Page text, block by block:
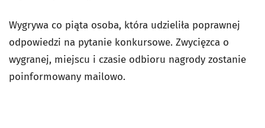
Wygrywa co piąta osoba, która udzieliła poprawnej
odpowiedzi na pytanie konkursowe. Zwycięzca o
wygranej, miejscu i czasie odbioru nagrody zostanie
poinformowany mailowo.